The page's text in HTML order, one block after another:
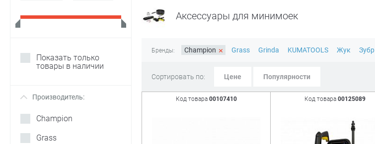
Показать только
товары в наличии
+ Производитель:
Champion
Grass
Аксессуары для минимоек
Бренды: Champion × Grass Grinda KUMATOOLS Жук Зубр
Сортировать по: Цене Популярности
Код товара 00107410 Код товара00125089